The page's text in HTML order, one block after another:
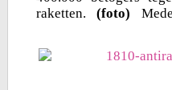
raketten.(foto)